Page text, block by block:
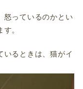
怒っているのかとい
。
いるときは、猫がイ